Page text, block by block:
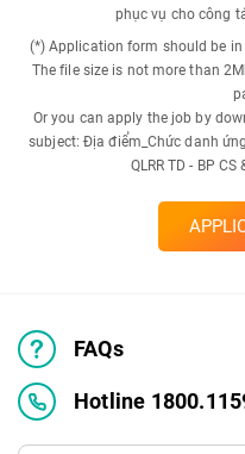
phục vụ cho công
(*) Application form should be in
The file size is not more than
Or you can apply the job by
subject: Địa điểm_Chức danh
QLRR TD - BP
FAQs
Hotline